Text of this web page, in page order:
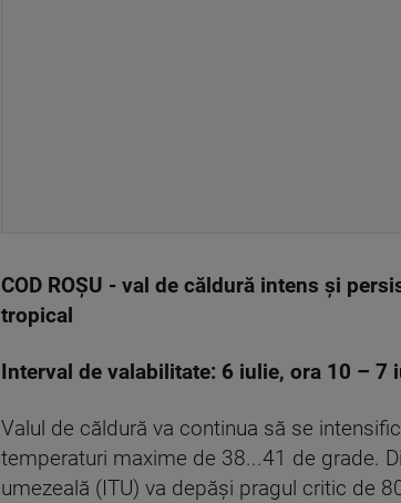
COD ROȘU - val de căldură intens și
tropical
Interval de valabilitate: 6 iulie, ora 10 – 7
Valul de căldură va continua să se
temperaturi maxime de 38...41 de grade.
umezeală (ITU) va depăși pragul critic de